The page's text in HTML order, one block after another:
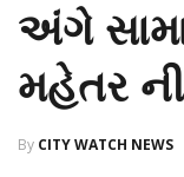
અંગે
મહેતર
By CITY WATCH NEWS